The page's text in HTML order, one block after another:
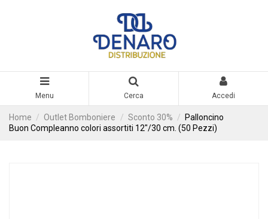
Menu Cerca Accedi
Home Outlet Bomboniere Sconto 30%
Palloncino
Buon Compleanno colori assortiti 12"/30 cm. (50 Pezzi)